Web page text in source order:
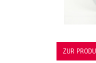
ZUR